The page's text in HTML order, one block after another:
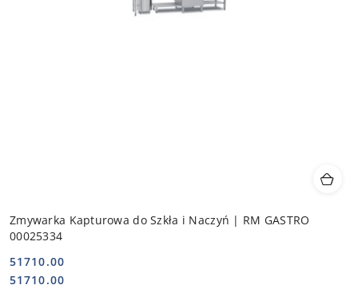
Zmywarka Kapturowa do Szkła i Naczyń | RM GASTRO
00025334
Cena:
51710.00
Cena:
51710.00